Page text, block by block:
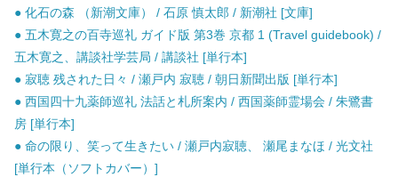
● 化石の森 （新潮文庫） / 石原 慎太郎 / 新潮社 [文庫]
● 五木寛之の百寺巡礼 ガイド版 第3巻 京都 1 (Travel guidebook) /
五木寛之、講談社学芸局 / 講談社 [単行本]
● 寂聴 残された日々 / 瀬戸内 寂聴 / 朝日新聞出版 [単行本]
● 西国四十九薬師巡礼 法話と札所案内 / 西国薬師霊場会 / 朱鷺書
房 [単行本]
● 命の限り、笑って生きたい / 瀬戸内寂聴、 瀬尾まなほ / 光文社
[単行本（ソフトカバー）]